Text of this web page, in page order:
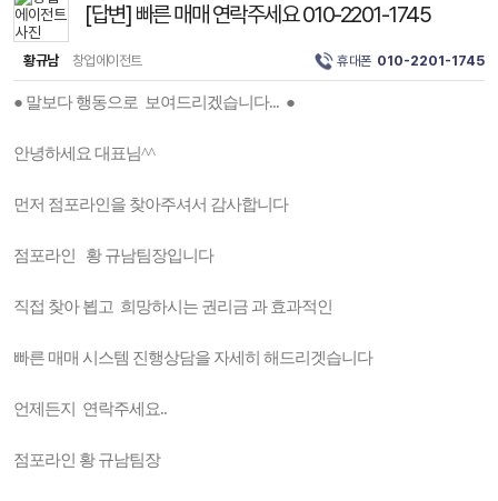
[답변] 빠른 매매 연락주세요 010-2201-1745
황규남 창업에이전트 휴대폰 010-2201-1745
● 말보다 행동으로 보여드리겠습니다... ●
안녕하세요 대표님^^
먼저 점포라인을 찾아주셔서 감사합니다
점포라인 황 규남팀장입니다
직접 찾아 뵙고 희망하시는 권리금 과 효과적인
빠른 매매 시스템 진행상담을 자세히 해드리겟습니다
언제든지 연락주세요..
점포라인 황 규남팀장